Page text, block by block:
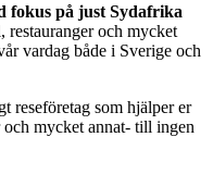
fokus på just Sydafrika
restauranger och mycket
vardag både i Sverige och
reseföretag som hjälper er
mycket annat- till ingen